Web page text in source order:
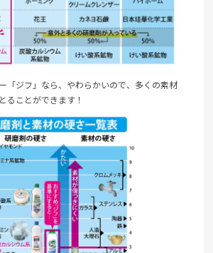
「ジフ」なら、やわらかいので、多くの素材
ることができます！